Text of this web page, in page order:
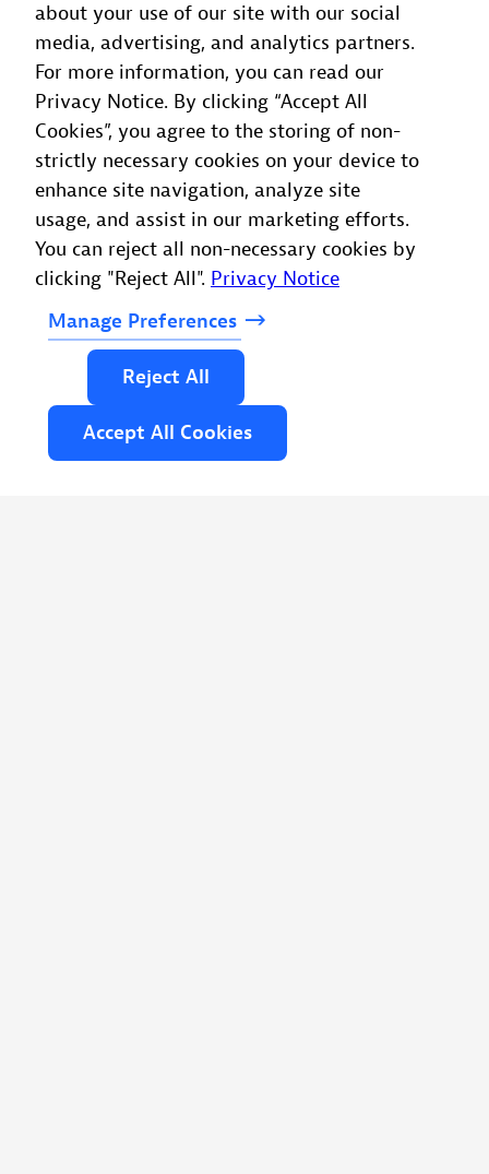
about your use of our site with our social
media, advertising, and analytics partners.
For more information, you can read our
Privacy Notice. By clicking “Accept All
Cookies”, you agree to the storing of non-
strictly necessary cookies on your device to
enhance site navigation, analyze site
usage, and assist in our marketing efforts.
You can reject all non-necessary cookies by
clicking "Reject All". Privacy Notice
Manage Preferences
Reject All
Accept All Cookies